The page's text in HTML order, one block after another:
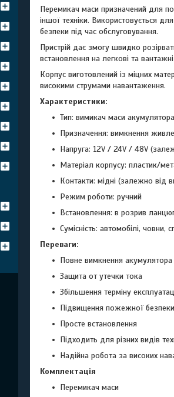
Перемикач маси призначений для
іншої техніки. Використовується
безпеки під час обслуговування.
Пристрій дає змогу швидко
встановлення на легкові та
Корпус виготовлений із міцних
високими струмами навантаження.
Характеристики:
Тип: вимикач маси акумулятора
Призначення: вимкнення
Напруга: 12V / 24V / 48V
Матеріал корпусу: пластик/
Контакти: мідні (залежно від
Режим роботи: ручний
Встановлення: в розрив
Сумісність: автомобілі, човни,
Переваги:
Повне вимкнення акумулятора
Защита от утечки тока
Збільшення терміну
Підвищення пожежної безпеки
Просте встановлення
Підходить для різних видів
Надійна робота за високих
Комплектація
Перемикач маси